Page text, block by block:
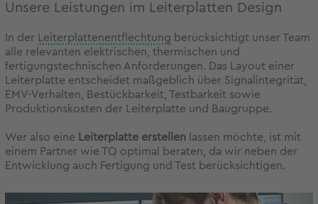
Unsere Leistungen im Leiterplatten Design
In der Leiterplattenentflechtung berücksichtigt unser Team
alle relevanten elektrischen, thermischen und
fertigungstechnischen Anforderungen. Das Layout einer
Leiterplatte entscheidet maßgeblich über Signalintegrität,
EMV-Verhalten, Bestückbarkeit, Testbarkeit sowie
Produktionskosten der Leiterplatte und Baugruppe.
Wer also eine Leiterplatte erstellen lassen möchte, ist mit
einem Partner wie TQ optimal beraten, da wir neben der
Entwicklung auch Fertigung und Test berücksichtigen.